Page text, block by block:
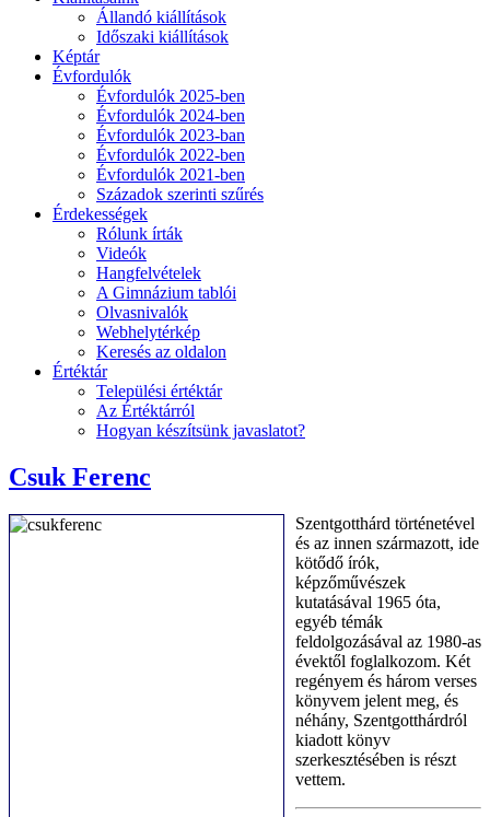
Állandó kiállítások
Időszaki kiállítások
Képtár
Évfordulók
Évfordulók 2025-ben
Évfordulók 2024-ben
Évfordulók 2023-ban
Évfordulók 2022-ben
Évfordulók 2021-ben
Századok szerinti szűrés
Érdekességek
Rólunk írták
Videók
Hangfelvételek
A Gimnázium tablói
Olvasnivalók
Webhelytérkép
Keresés az oldalon
Értéktár
Települési értéktár
Az Értéktárról
Hogyan készítsünk javaslatot?
Csuk Ferenc
Szentgotthárd történetével
és az innen származott, ide
kötődő írók,
képzőművészek
kutatásával 1965 óta,
egyéb témák
feldolgozásával az 1980-as
évektől foglalkozom. Két
regényem és három verses
könyvem jelent meg, és
néhány, Szentgotthárdról
kiadott könyv
szerkesztésében is részt
vettem.